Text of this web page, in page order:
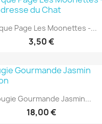
Aperçu rapide
Page Les Moonettes -...
3,50 €
Aperçu rapide
Gourmande Jasmin...
18,00 €